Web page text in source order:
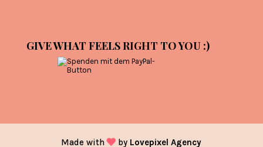
GIVE WHAT FEELS RIGHT TO YOU :)
Made with by Lovepixel Agency